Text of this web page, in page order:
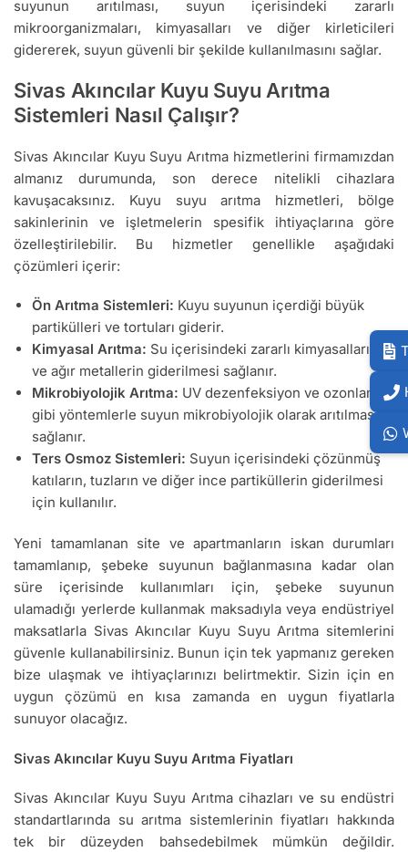
suyunun arıtılması, suyun içerisindeki zararlı
mikroorganizmaları, kimyasalları ve diğer kirleticileri
gidererek, suyun güvenli bir şekilde kullanılmasını sağlar.
Sivas Akıncılar Kuyu Suyu Arıtma
Sistemleri Nasıl Çalışır?
Sivas Akıncılar Kuyu Suyu Arıtma hizmetlerini firmamızdan
almanız durumunda, son derece nitelikli cihazlara
kavuşacaksınız. Kuyu suyu arıtma hizmetleri, bölge
sakinlerinin ve işletmelerin spesifik ihtiyaçlarına göre
özelleştirilebilir. Bu hizmetler genellikle aşağıdaki
çözümleri içerir:
Ön Arıtma Sistemleri: Kuyu suyunun içerdiği büyük
partikülleri ve tortuları giderir.
Kimyasal Arıtma: Su içerisindeki zararlı kimyasalların
ve ağır metallerin giderilmesi sağlanır.
Mikrobiyolojik Arıtma: UV dezenfeksiyon ve ozonlama
gibi yöntemlerle suyun mikrobiyolojik olarak arıtılması
sağlanır.
Ters Osmoz Sistemleri: Suyun içerisindeki çözünmüş
katıların, tuzların ve diğer ince partiküllerin giderilmesi
için kullanılır.
Yeni tamamlanan site ve apartmanların iskan durumları
tamamlanıp, şebeke suyunun bağlanmasına kadar olan
süre içerisinde kullanımları için, şebeke suyunun
ulamadığı yerlerde kullanmak maksadıyla veya endüstriyel
maksatlarla Sivas Akıncılar Kuyu Suyu Arıtma sitemlerini
güvenle kullanabilirsiniz. Bunun için tek yapmanız gereken
bize ulaşmak ve ihtiyaçlarınızı belirtmektir. Sizin için en
uygun çözümü en kısa zamanda en uygun fiyatlarla
sunuyor olacağız.
Sivas Akıncılar Kuyu Suyu Arıtma Fiyatları
Sivas Akıncılar Kuyu Suyu Arıtma cihazları ve su endüstri
standartlarında su arıtma sistemlerinin fiyatları hakkında
tek bir düzeyden bahsedebilmek mümkün değildir.